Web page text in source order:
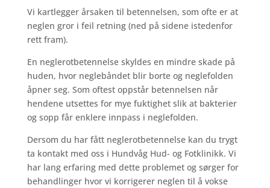
Vi kartlegger årsaken til betennelsen, som ofte er at
neglen gror i feil retning (ned på sidene istedenfor
rett fram).
En neglerotbetennelse skyldes en mindre skade på
huden, hvor neglebåndet blir borte og neglefolden
åpner seg. Som oftest oppstår betennelsen når
hendene utsettes for mye fuktighet slik at bakterier
og sopp får enklere innpass i neglefolden.
Dersom du har fått neglerotbetennelse kan du trygt
ta kontakt med oss i Hundvåg Hud- og Fotklinikk. Vi
har lang erfaring med dette problemet og sørger for
behandlinger hvor vi korrigerer neglen til å vokse